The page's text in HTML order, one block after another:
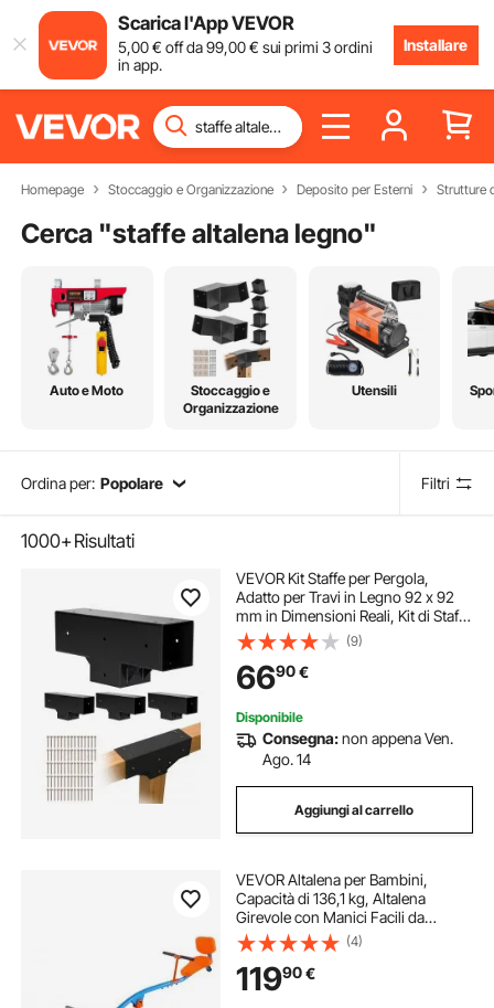
Scarica l'App VEVOR
5,00€ off da99,00€ sui primi 3 ordini
in app.
Installare
Homepage Stoccaggio e Organizzazione Deposito per Esterni Strutture
Cerca "staffe altalena legno"
Auto e Moto
Stoccaggio e
Organizzazione
Utensili
Ordina per: Popolare Filtri
1000+Risultati
VEVOR Kit Staffe per Pergola,
Adatto per Travi in Legno 92 x 92
mm in Dimensioni Reali, Kit di Staffe
per Gazebo in Legno Fai da Te a 3
Vie con Viti, Confezione 4, per
Banchetti per Feste all'Aperto
(9)
6690€
Disponibile
Consegna:non appena Ven.
Ago. 14
Aggiungi al carrello
VEVOR Altalena per Bambini,
Capacità di 136,1 kg, Altalena
Girevole con Manici Facili da
Impugnare, Attrezzatura da Parco
Giochi all'Aperto, Giocattoli da
Esterno, Girevole a 360 Gradi
(4)
11990€